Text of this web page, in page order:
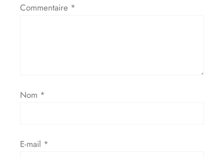
Commentaire *
Nom *
E-mail *